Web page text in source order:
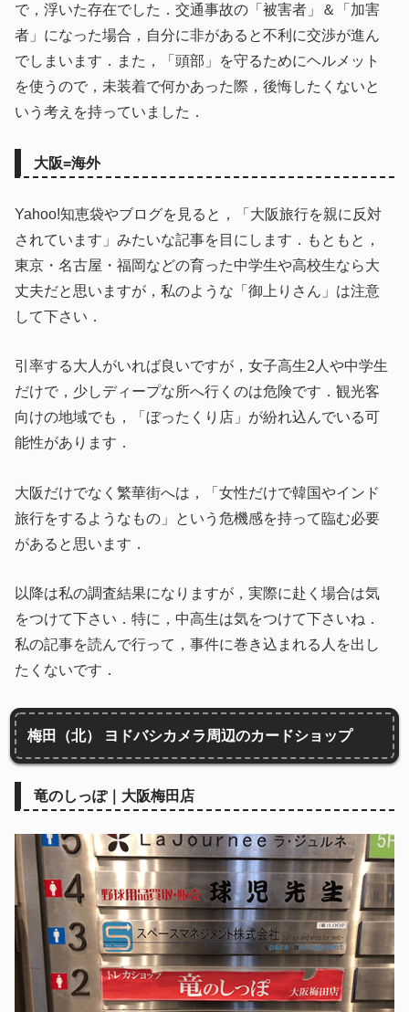
で，浮いた存在でした．交通事故の「被害者」＆「加害
者」になった場合，自分に非があると不利に交渉が進ん
でしまいます．また，「頭部」を守るためにヘルメット
を使うので，未装着で何かあった際，後悔したくないと
いう考えを持っていました．
大阪=海外
Yahoo!知恵袋やブログを見ると，「大阪旅行を親に反対
されています」みたいな記事を目にします．もともと，
東京・名古屋・福岡などの育った中学生や高校生なら大
丈夫だと思いますが，私のような「御上りさん」は注意
して下さい．
引率する大人がいれば良いですが，女子高生2人や中学生
だけで，少しディープな所へ行くのは危険です．観光客
向けの地域でも，「ぼったくり店」が紛れ込んでいる可
能性があります．
大阪だけでなく繁華街へは，「女性だけで韓国やインド
旅行をするようなもの」という危機感を持って臨む必要
があると思います．
以降は私の調査結果になりますが，実際に赴く場合は気
をつけて下さい．特に，中高生は気をつけて下さいね．
私の記事を読んで行って，事件に巻き込まれる人を出し
たくないです．
梅田（北） ヨドバシカメラ周辺のカードショップ
竜のしっぽ｜大阪梅田店